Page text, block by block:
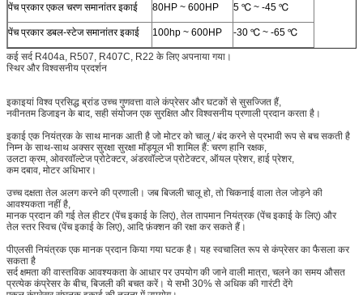
पेंच प्रकार एकल चरण समानांतर इकाई 80HP ~ 600HP 5 ℃ ~ -45 ℃
पेंच प्रकार डबल-स्टेज समानांतर इकाई 100hp ~ 600HP -30 ℃ ~ -65 ℃
कई सर्द R404a, R507, R407C, R22 के लिए अपनाया गया।
स्थिर और विश्वसनीय प्रदर्शन
इकाइयां विश्व प्रसिद्ध ब्रांड उच्च गुणवत्ता वाले कंप्रेसर और घटकों से सुसज्जित हैं,
नवीनतम डिजाइन के बाद, सही संयोजन एक सुरक्षित और विश्वसनीय प्रणाली प्रदान करता है।
इकाई एक नियंत्रक के साथ मानक आती है जो मोटर को चालू / बंद करने से प्रभावी रूप से बच सकती है
निम्न के साथ-साथ अक्सर सुरक्षा सुरक्षा मॉड्यूल भी शामिल हैं: चरण हानि रक्षक,
उलटा क्रम, ओवरवॉल्टेज प्रोटेक्टर, अंडरवॉल्टेज प्रोटेक्टर, ऑयल प्रेशर, हाई प्रेशर,
कम दबाव, मोटर अधिभार।
उच्च दक्षता तेल अलग करने की प्रणाली। जब बिजली चालू हो, तो चिकनाई वाला तेल जोड़ने की
आवश्यकता नहीं है,
मानक प्रदान की गई तेल हीटर (पेंच इकाई के लिए), तेल तापमान नियंत्रक (पेंच इकाई के लिए) और
तेल स्तर स्विच (पेंच इकाई के लिए), आदि फ़ंक्शन की रक्षा कर सकते हैं।
पीएलसी नियंत्रक एक मानक प्रदान किया गया घटक है। यह स्वचालित रूप से कंप्रेसर का फैसला कर
सकता है
सर्द क्षमता की वास्तविक आवश्यकता के आधार पर उपयोग की जाने वाली मात्रा, चलने का समय औसत
प्रत्येक कंप्रेसर के बीच, बिजली की बचत करें। ये सभी 30% से अधिक की गारंटी देंगे